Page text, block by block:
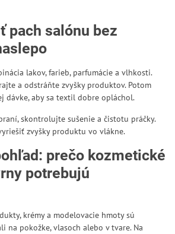
pach salónu bez
lakov, farieb, parfumácie a vlhkosti.
a odstráňte zvyšky produktov. Potom
dávke, aby sa textil dobre opláchol.
skontrolujte sušenie a čistotu práčky.
zvyšky produktu vo vlákne.
prečo kozmetické
potrebujú
krémy a modelovacie hmoty sú
na pokožke, vlasoch alebo v tvare. Na